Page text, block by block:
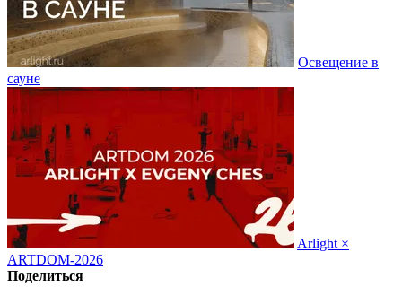
Освещение в
сауне
Arlight ×
ARTDOM-2026
Поделиться